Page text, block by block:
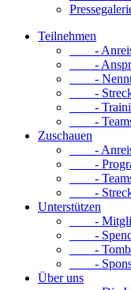
Teilnehmen
-
-
-
-
-
- Teams
Zuschauen
-
-
- Teams
-
Unterstützen
-
-
-
-
Über uns